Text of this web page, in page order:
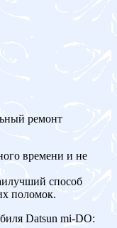
ремонт
времени и не
способ
поломок.
Datsun mi-DO: